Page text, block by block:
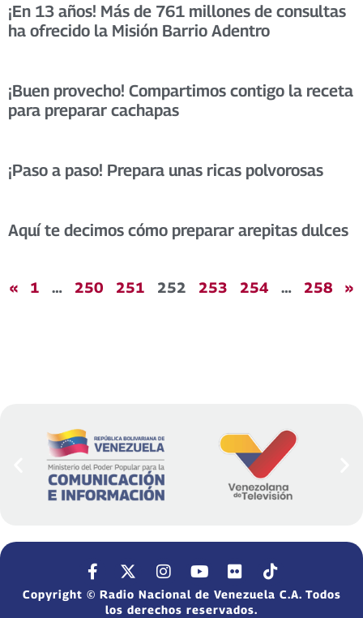
¡En 13 años! Más de 761 millones de consultas
ha ofrecido la Misión Barrio Adentro
¡Buen provecho! Compartimos contigo la receta
para preparar cachapas
¡Paso a paso! Prepara unas ricas polvorosas
Aquí te decimos cómo preparar arepitas dulces
« 1 … 250 251 252 253 254 … 258 »
Copyright © Radio Nacional de Venezuela C.A. Todos
los derechos reservados.